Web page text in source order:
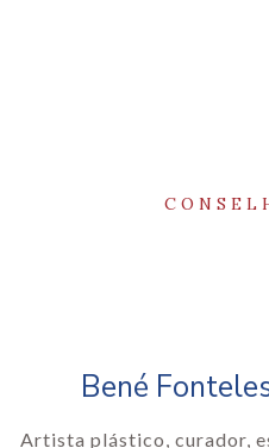
Bené
Artista plástico, curador,